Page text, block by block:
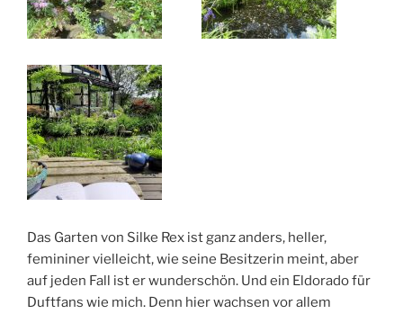
Das Garten von Silke Rex ist ganz anders, heller,
femininer vielleicht, wie seine Besitzerin meint, aber
auf jeden Fall ist er wunderschön. Und ein Eldorado für
Duftfans wie mich. Denn hier wachsen vor allem